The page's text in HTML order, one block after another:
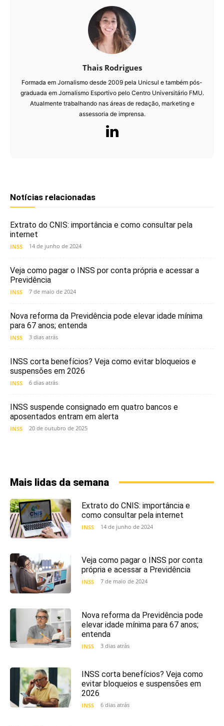
Thais Rodrigues
Formada em Jornalismo desde 2009 pela Unicsul e também pós-
graduada em Jornalismo Esportivo pelo Centro Universitário FMU.
Atualmente trabalhando nas áreas de redação, marketing e
assessoria de imprensa.
Notícias relacionadas
Extrato do CNIS: importância e como consultar pela
internet
INSS 14 de junho de 2024
Veja como pagar o INSS por conta própria e acessar a
Previdência
INSS 7 de maio de 2024
Nova reforma da Previdência pode elevar idade mínima
para 67 anos; entenda
INSS 3 dias atrás
INSS corta benefícios? Veja como evitar bloqueios e
suspensões em 2026
INSS 6 dias atrás
INSS suspende consignado em quatro bancos e
aposentados entram em alerta
INSS 20 de outubro de 2025
Mais lidas da semana
Extrato do CNIS: importância e
como consultar pela internet
INSS 14 de junho de 2024
Veja como pagar o INSS por conta
própria e acessar a Previdência
INSS 7 de maio de 2024
Nova reforma da Previdência pode
elevar idade mínima para 67 anos;
entenda
INSS 3 dias atrás
INSS corta benefícios? Veja como
evitar bloqueios e suspensões em
2026
INSS 6 dias atrás